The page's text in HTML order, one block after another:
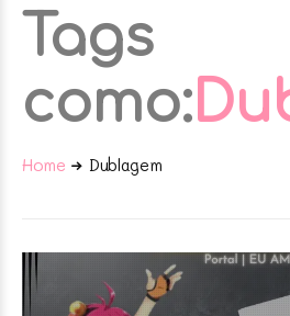
Tags
como:
Home Dublagem